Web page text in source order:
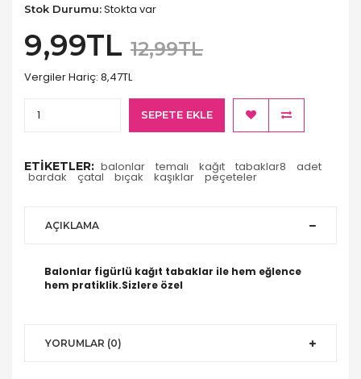
Stok Durumu:Stokta var
9,99TL 12,99TL
Vergiler Hariç: 8,47TL
SEPETE EKLE
ETIKETLER: balonlar temalı kağıt tabaklar8 adet
bardak çatal bıçak kaşıklar peçeteler
AÇIKLAMA
Balonlar figürlü kağıt tabaklar ile hem eğlence
hem pratiklik.Sizlere özel
YORUMLAR (0)